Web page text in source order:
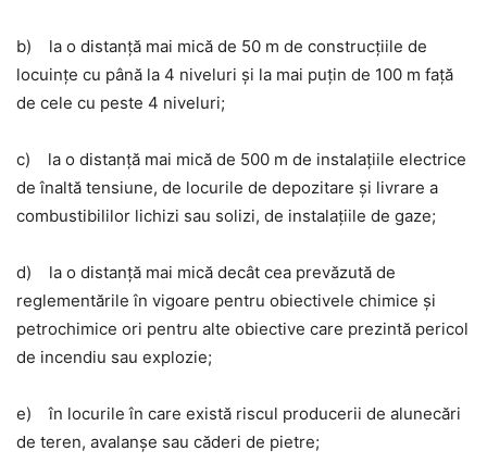
b) la o distanţă mai mică de 50 m de construcţiile de
locuinţe cu până la 4 niveluri şi la mai puţin de 100 m faţă
de cele cu peste 4 niveluri;
c) la o distanţă mai mică de 500 m de instalaţiile electrice
de înaltă tensiune, de locurile de depozitare şi livrare a
combustibililor lichizi sau solizi, de instalaţiile de gaze;
d) la o distanţă mai mică decât cea prevăzută de
reglementările în vigoare pentru obiectivele chimice şi
petrochimice ori pentru alte obiective care prezintă pericol
de incendiu sau explozie;
e) în locurile în care există riscul producerii de alunecări
de teren, avalanşe sau căderi de pietre;